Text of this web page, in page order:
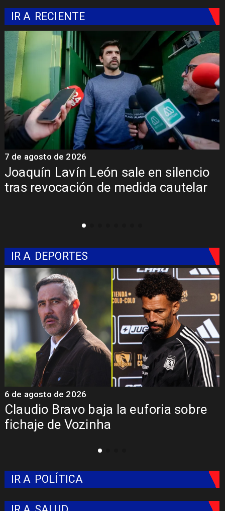
IR A RECIENTE
Joaquín Lavín León sale en silencio
tras revocación de medida cautelar
7 de agosto de 2026
IR A DEPORTES
Claudio Bravo baja la euforia sobre
fichaje de Vozinha
6 de agosto de 2026
IR A POLÍTICA